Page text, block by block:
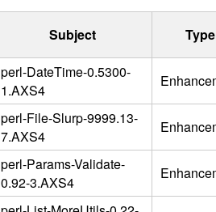
Subject
Type
perl-DateTime-0.5300-
1.AXS4
perl-File-Slurp-9999.13-
7.AXS4
perl-Params-Validate-
0.92-3.AXS4